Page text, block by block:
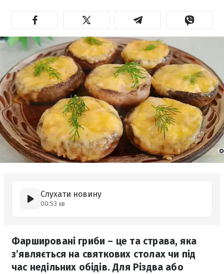
Слухати новину
00:53 хв
Фаршировані гриби – це та страва, яка
з’являється на святкових столах чи під
час недільних обідів. Для Різдва або